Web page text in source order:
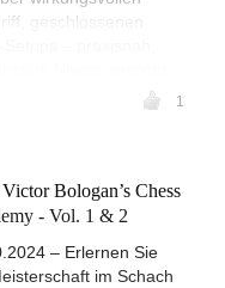
geschlossenen
1
Bologan’s Chess
- Vol. 1 & 2
– Erlernen Sie
im Schach